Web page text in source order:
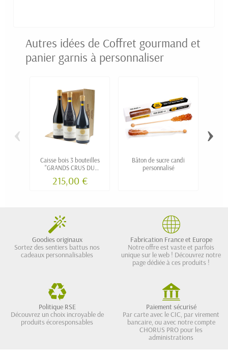
Autres idées de Coffret gourmand et
panier garnis à personnaliser
Caisse bois 3 bouteilles
"GRANDS CRUS DU
215,00 €
Bâton de sucre candi
personnalisé
‹ ›
Goodies originaux
Sortez des sentiers battus nos
cadeaux personnalisables
Fabrication France et Europe
Notre offre est vaste et parfois
unique sur le web ! Découvrez notre
page dédiée à ces produits !
Politique RSE
Découvrez un choix incroyable de
produits écoresponsables
Paiement sécurisé
Par carte avec le CIC, par virement
bancaire, ou avec notre compte
CHORUS PRO pour les
administrations